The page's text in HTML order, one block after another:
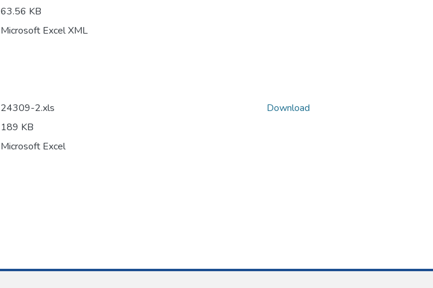
63.56 KB
Microsoft Excel XML
24309-2.xls
189 KB
Microsoft Excel
Download